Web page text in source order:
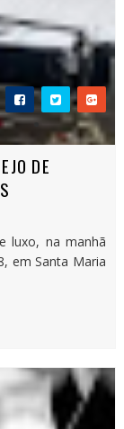
DE
luxo, na manhã
em Santa Maria